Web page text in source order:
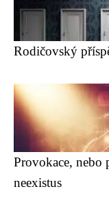
Rodičovský
Provokace, nebo
neexistus